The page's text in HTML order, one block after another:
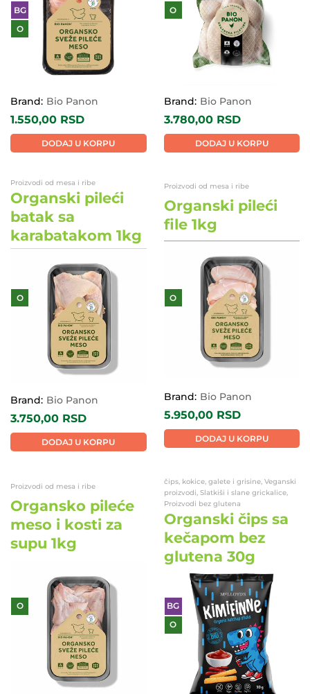
BG
O
Brand: Bio Panon
1.550,00 RSD
DODAJ U KORPU
O
Brand: Bio Panon
3.780,00 RSD
DODAJ U KORPU
Proizvodi od mesa i ribe
Organski pileći
batak sa
karabatakom 1kg
O
Brand: Bio Panon
3.750,00 RSD
DODAJ U KORPU
Proizvodi od mesa i ribe
Organski pileći
file 1kg
O
Brand: Bio Panon
5.950,00 RSD
DODAJ U KORPU
Proizvodi od mesa i ribe
Organsko pileće
meso i kosti za
supu 1kg
O
čips, kokice, galete i grisine, Veganski
proizvodi, Slatkiši i slane grickalice,
Proizvodi bez glutena
Organski čips sa
kečapom bez
glutena 30g
BG
O